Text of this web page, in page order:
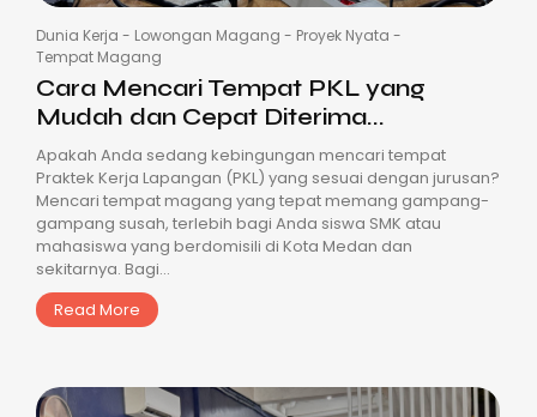
Dunia Kerja - Lowongan Magang - Proyek Nyata -
Tempat Magang
Cara Mencari Tempat PKL yang
Mudah dan Cepat Diterima...
Apakah Anda sedang kebingungan mencari tempat
Praktek Kerja Lapangan (PKL) yang sesuai dengan jurusan?
Mencari tempat magang yang tepat memang gampang-
gampang susah, terlebih bagi Anda siswa SMK atau
mahasiswa yang berdomisili di Kota Medan dan
sekitarnya. Bagi...
Read More